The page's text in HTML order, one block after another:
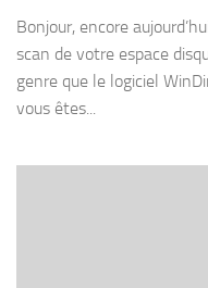
Bonjour, encore
scan de votre espace
genre que le logiciel
vous êtes...